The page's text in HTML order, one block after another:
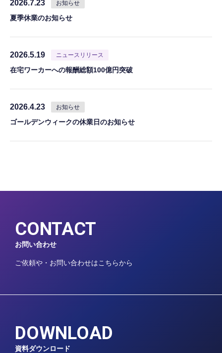
2026.7.23 お知らせ
夏季休業のお知らせ
2026.5.19 ニュースリリース
在宅ワーカーへの報酬総額100億円突破
2026.4.23 お知らせ
ゴールデンウィークの休業日のお知らせ
CONTACT
お問い合わせ
ご依頼や・お問い合わせはこちらから
DOWNLOAD
資料ダウンロード